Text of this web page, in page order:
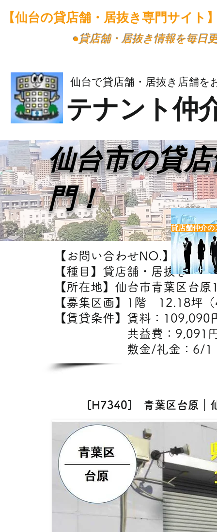
【仙台の貸店舗・居抜き専門サイト
​●貸店舗・居抜き情報を毎日
仙台で貸店舗・居抜き店舗を
テナント仲
【お問い合わせNO.】H7340
【種目】貸店舗・居抜き
【所在地】仙台市青葉区台原
【募集区画】1階 12.18坪
【賃貸条件】賃料：
共益費：
敷金/礼金：6/1
[H7340] 青葉区台原｜
仙台市の貸
門！
貸店舗仲介の